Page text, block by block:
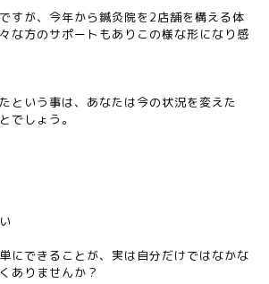
すが、今年から鍼灸院を2店舗を構える体
な方のサポートもありこの様な形になり感
という事は、あなたは今の状況を変えた
でしょう。
にできることが、実は自分だけではなかな
ありませんか？